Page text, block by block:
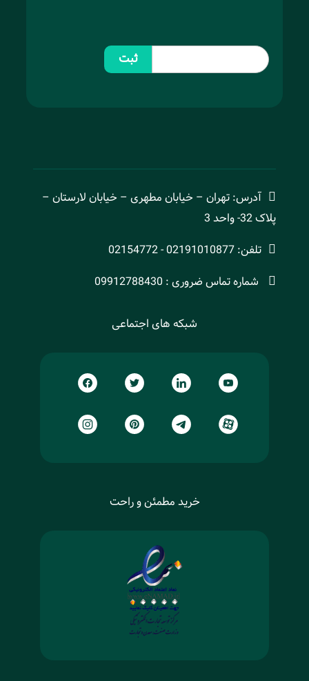
ثبت
آدرس: تهران – خیابان مطهری – خیابان لارستان –
پلاک 32- واحد 3
تلفن: 02191010877 - 02154772
شماره تماس ضروری : 09912788430
شبکه های اجتماعی
خرید مطمئن و راحت